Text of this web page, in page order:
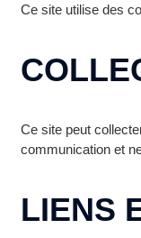
Ce site utilise des
Ce site peut
communication et
LIENS